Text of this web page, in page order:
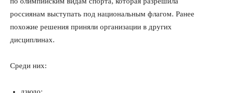
россиянам выступать под национальным флагом. Ранее
похожие решения приняли организации в других
дисциплинах.
Среди них:
дзюдо;